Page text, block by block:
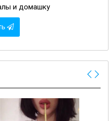
и домашку